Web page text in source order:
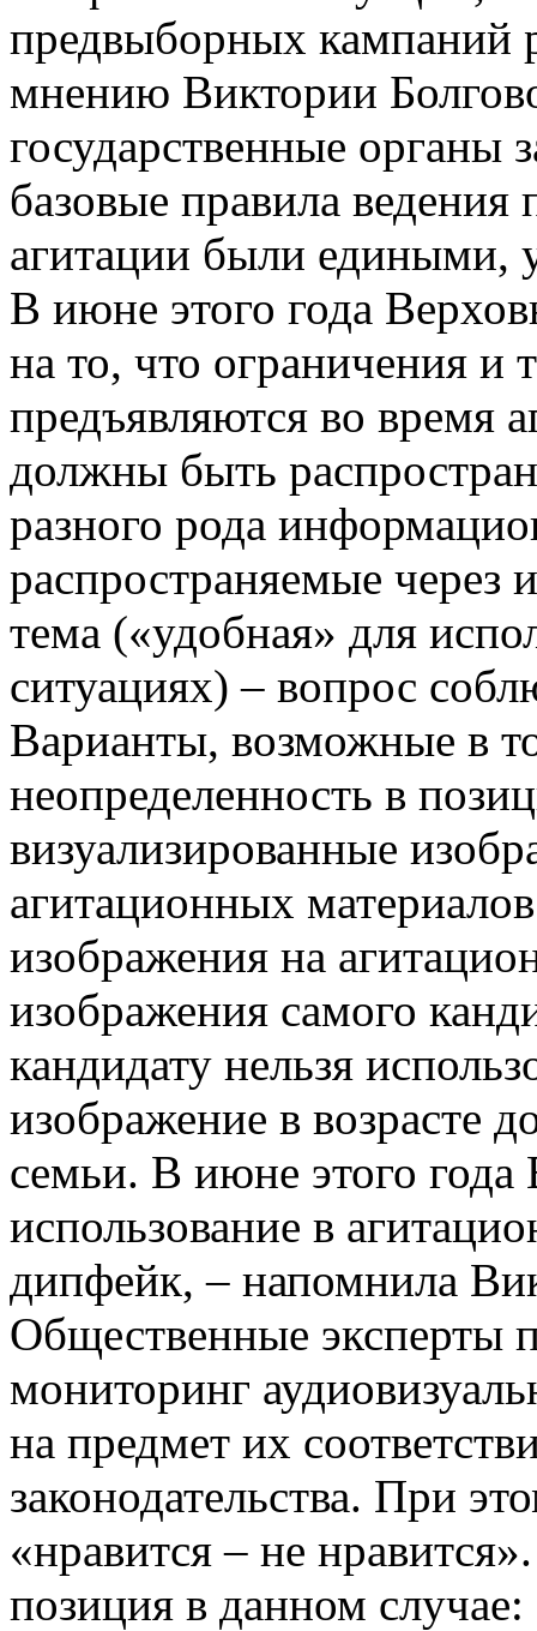
предвыборных кампаний
мнению Виктории
государственные органы
базовые правила
агитации были едиными,
В июне этого года
на то, что ограничения и
предъявляются во
должны быть
разного рода
распространяемые через
тема («удобная» для
ситуациях) – вопрос
Варианты, возможные в
неопределенность в
визуализированные
агитационных
изображения на
изображения самого
кандидату нельзя
изображение в возрасте
семьи. В июне этого
использование в
дипфейк, – напомнила
Общественные эксперты
мониторинг
на предмет их
законодательства. При
«нравится – не
позиция в данном